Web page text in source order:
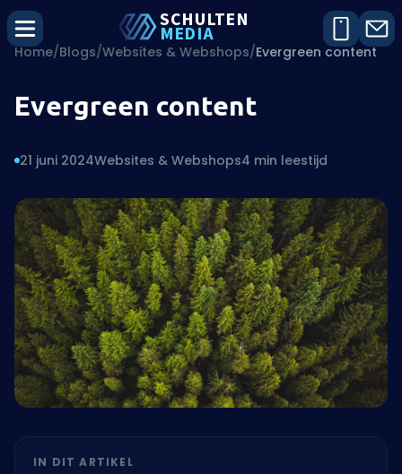
SCHULTEN
MEDIA
Home/Blogs/Websites & Webshops/Evergreen content
Evergreen content
21 juni 2024Websites & Webshops4 min leestijd
IN DIT ARTIKEL